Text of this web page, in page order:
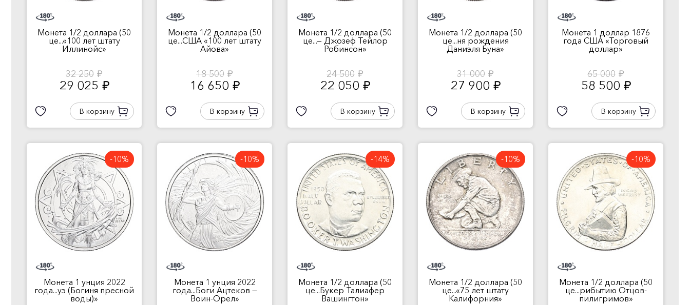
Монета 1/2 доллара (50
це...«100 лет штату
Иллинойс»
32 250 руб.
29 025 руб.
В корзину
Монета 1/2 доллара (50
це...США «100 лет штату
Айова»
18 500 руб.
16 650 руб.
В корзину
Монета 1/2 доллара (50
це...— Джозеф Тейлор
Робинсон»
24 500 руб.
22 050 руб.
В корзину
Монета 1/2 доллара (50
це...ня рождения
Даниэля Буна»
31 000 руб.
27 900 руб.
В корзину
Монета 1 доллар 1876
года США «Торговый
доллар»
65 000 руб.
58 500 руб.
В корзину
-10%
Монета 1 унция 2022
года...уэ (Богиня пресной
воды)»
-10%
Монета 1 унция 2022
года...Боги Ацтеков —
Воин-Орел»
-14%
Монета 1/2 доллара (50
це...Букер Талиафер
Вашингтон»
-10%
Монета 1/2 доллара (50
це...«75 лет штату
Калифорния»
-10%
Монета 1/2 доллара (50
це...рибытию Отцов-
пилигримов»